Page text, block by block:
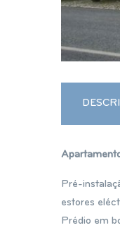
Pré-
estores
Prédio em